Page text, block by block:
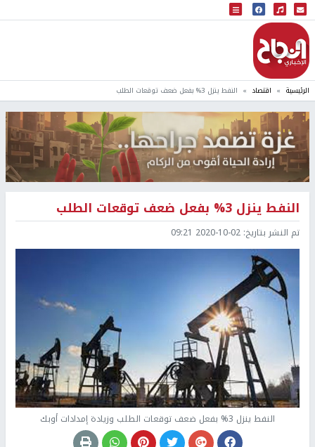
البث المباشر
إذاعة النجاح
الرئيسية اقتصاد النفط ينزل 3% بفعل ضعف توقعات الطلب
النفط ينزل 3% بفعل ضعف توقعات الطلب
تم النشر بتاريخ: 2020-10-02 09:21
النفط ينزل 3% بفعل ضعف توقعات الطلب وزيادة إمدادات أوبك